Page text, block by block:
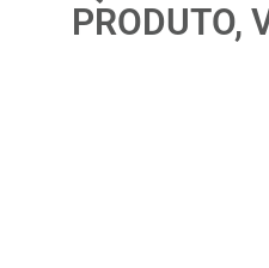
PRODUTO,